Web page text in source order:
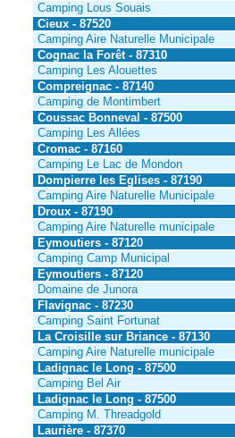
Camping Lous Souais
Cieux - 87520
Camping Aire Naturelle Municipale
Cognac la Forêt - 87310
Camping Les Alouettes
Compreignac - 87140
Camping de Montimbert
Coussac Bonneval - 87500
Camping Les Allées
Cromac - 87160
Camping Le Lac de Mondon
Dompierre les Eglises - 87190
Camping Aire Naturelle Municipale
Droux - 87190
Camping Aire Naturelle municipale
Eymoutiers - 87120
Camping Camp Municipal
Eymoutiers - 87120
Domaine de Junora
Flavignac - 87230
Camping Saint Fortunat
La Croisille sur Briance - 87130
Camping Aire Naturelle municipale
Ladignac le Long - 87500
Camping Bel Air
Ladignac le Long - 87500
Camping M. Threadgold
Laurière - 87370